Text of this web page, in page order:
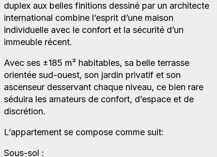
duplex aux belles finitions dessiné par un architecte
international combine l’esprit d’une maison
individuelle avec le confort et la sécurité d’un
immeuble récent.
Avec ses ±185 m² habitables, sa belle terrasse
orientée sud-ouest, son jardin privatif et son
ascenseur desservant chaque niveau, ce bien rare
séduira les amateurs de confort, d’espace et de
discrétion.
L’appartement se compose comme suit:
Sous-sol :